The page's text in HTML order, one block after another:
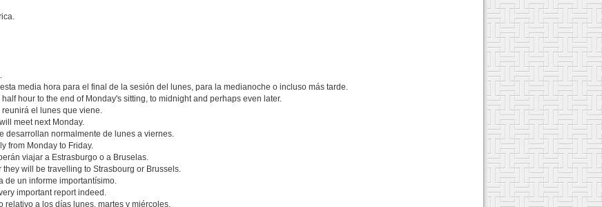
media hora para el final de la sesión del lunes, para la medianoche o incluso más tarde.
hour to the end of Monday's sitting, to midnight and perhaps even later.
el lunes que viene.
meet next Monday.
desarrollan normalmente de lunes a viernes.
from Monday to Friday.
viajar a Estrasburgo o a Bruselas.
will be travelling to Strasbourg or Brussels.
de un informe importantísimo.
important report indeed.
a los días lunes, martes y miércoles.